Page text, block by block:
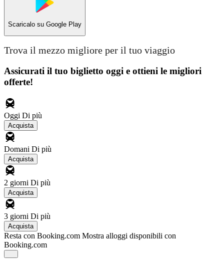
Scaricalo su Google Play
Trova il mezzo migliore per il tuo viaggio
Assicurati il ​​tuo biglietto oggi e ottieni le migliori
offerte!
Oggi Di più
Acquista
Domani Di più
Acquista
2 giorni Di più
Acquista
3 giorni Di più
Acquista
Resta con Booking.com Mostra alloggi disponibili con
Booking.com